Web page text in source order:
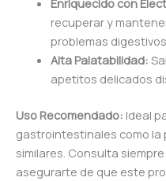
Enriquecido con
recuperar y
problemas
Alta Palatabilidad:
apetitos delicados
Uso Recomendado: Ideal
gastrointestinales como
similares. Consulta
asegurarte de que este